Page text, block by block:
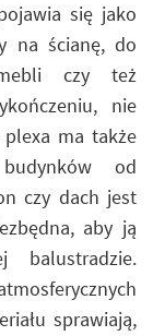
się jako
na ścianę, do
czy też
nie
ma także
od
czy dach jest
aby ją
balustradzie.
sprawiają,